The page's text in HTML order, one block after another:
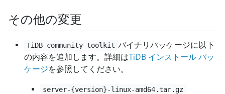
その他の変更
TiDB-community-toolkit バイナリパッケージに以下
の内容を追加します。詳細はTiDB インストール パッ
ケージを参照してください。
server-{version}-linux-amd64.tar.gz